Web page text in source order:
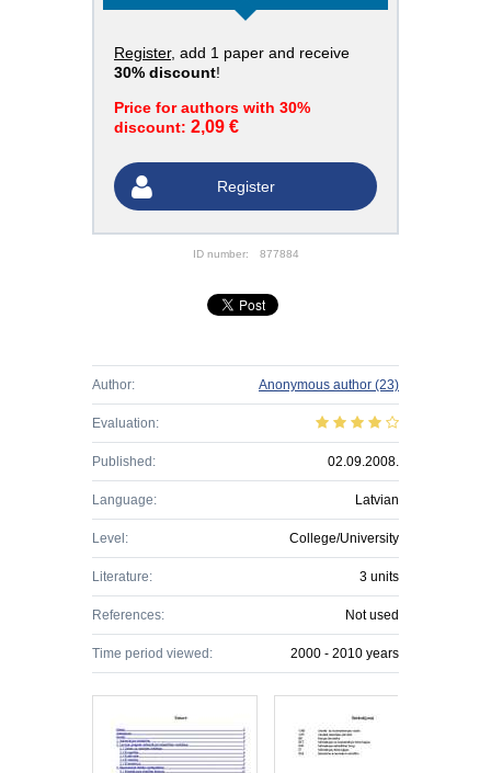
Register, add 1 paper and receive
30% discount!
Price for authors with 30%
discount: 2,09 €
Register
ID number: 877884
Author: Anonymous author (23)
Evaluation:
Published: 02.09.2008.
Language: Latvian
Level: College/University
Literature: 3 units
References: Not used
Time period viewed: 2000 - 2010 years